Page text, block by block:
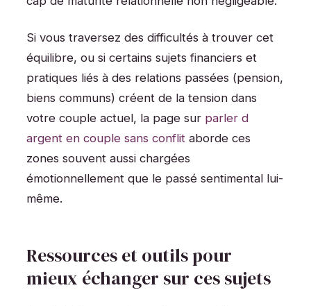
Si vous traversez des difficultés à trouver cet
équilibre, ou si certains sujets financiers et
pratiques liés à des relations passées (pension,
biens communs) créent de la tension dans
votre couple actuel, la page sur parler d
argent en couple sans conflit aborde ces
zones souvent aussi chargées
émotionnellement que le passé sentimental lui-
même.
Ressources et outils pour
mieux échanger sur ces sujets